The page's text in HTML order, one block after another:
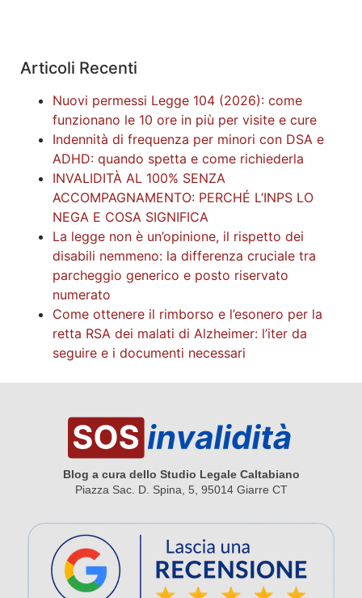
Articoli Recenti
Nuovi permessi Legge 104 (2026): come
funzionano le 10 ore in più per visite e cure
Indennità di frequenza per minori con DSA e
ADHD: quando spetta e come richiederla
INVALIDITÀ AL 100% SENZA
ACCOMPAGNAMENTO: PERCHÉ L’INPS LO
NEGA E COSA SIGNIFICA
La legge non è un’opinione, il rispetto dei
disabili nemmeno: la differenza cruciale tra
parcheggio generico e posto riservato
numerato
Come ottenere il rimborso e l’esonero per la
retta RSA dei malati di Alzheimer: l’iter da
seguire e i documenti necessari
Blog a cura dello Studio Legale Caltabiano
Piazza Sac. D. Spina, 5, 95014 Giarre CT